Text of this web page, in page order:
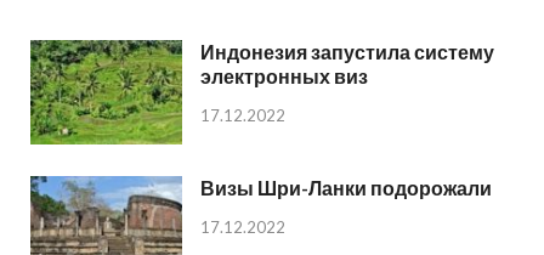
Индонезия запустила систему
электронных виз
17.12.2022
Визы Шри-Ланки подорожали
17.12.2022